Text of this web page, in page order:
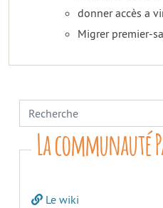
donner accès a
Migrer premier-
La communauté
Le wiki